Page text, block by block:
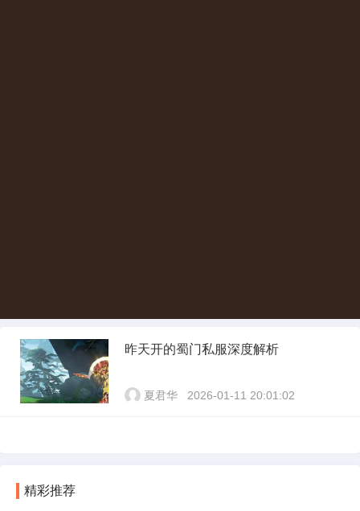
昨天开的蜀门私服深度解析
夏君华 2026-01-11 20:01:02
精彩推荐